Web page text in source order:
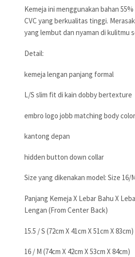
Kemeja ini menggunakan bahan
CVC yang berkualitas tinggi.
yang lembut dan nyaman di kulitmu
Detail:
kemeja lengan panjang formal
L/S slim fit di kain dobby bertexture
embro logo jobb matching body color
kantong depan
hidden button down collar
Size yang dikenakan model: Size 16/
Panjang Kemeja X Lebar Bahu X
Lengan (From Center Back)
15.5 / S (72cm X 41cm X 51cm X 83cm)
16 / M (74cm X 42cm X 53cm X 84cm)